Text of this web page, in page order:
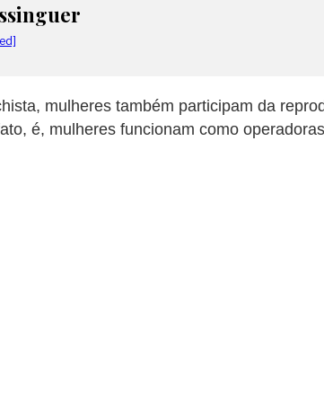
mulheres também participam da
é, mulheres funcionam como